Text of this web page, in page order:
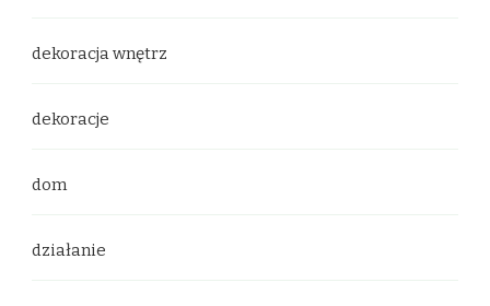
dekoracja wnętrz
dekoracje
dom
działanie